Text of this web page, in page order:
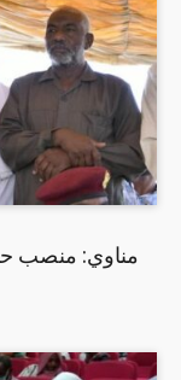
مناوي: منصب